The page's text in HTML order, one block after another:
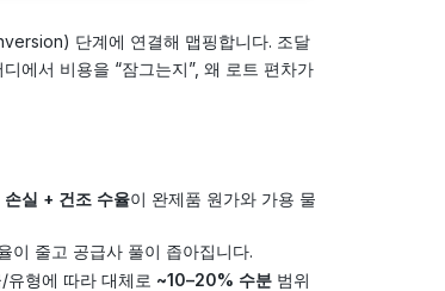
단계에 연결해 맵핑합니다. 조달
에서 비용을 “잠그는지”, 왜 로트 편차가
손실 + 건조 수율이 완제품 원가와 가용 물
이 줄고 공급사 풀이 좁아집니다.
유형에 따라 대체로 ~10–20% 수분범위